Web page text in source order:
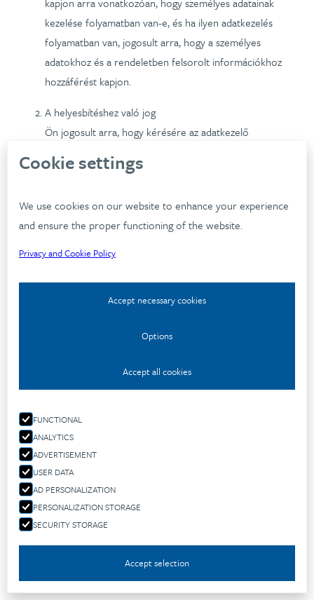
Cookie settings
We use cookies on our website to enhance your experience
and ensure the proper functioning of the website.
Privacy and Cookie Policy
Accept necessary cookies
Options
Accept all cookies
FUNCTIONAL
ANALYTICS
ADVERTISEMENT
USER DATA
AD PERSONALIZATION
PERSONALIZATION STORAGE
SECURITY STORAGE
Accept selection
kezelése folyamatban van-e, és ha ilyen adatkezelés
folyamatban van, jogosult arra, hogy a személyes
adatokhoz és a rendeletben felsorolt információkhoz
hozzáférést kapjon.
A helyesbítéshez való jog
Ön jogosult arra, hogy kérésére az adatkezelő
vonatkozó pontatlan személyes adatokat. Figyelembe
hiányos személyes adatok – egyebek mellett kiegészítő
nyilatkozat útján történő – kiegészítését.
A törléshez való jog
Ön jogosult arra, hogy kérésére az adatkezelő
indokolatlan késedelem nélkül törölje az Önre
köteles arra, hogy Önre vonatkozó személyes adatokat
adatot, és azt törölni köteles, az elérhető technológia és
a megvalósítás költségeinek figyelembevételével
megteszi az ésszerűen elvárható lépéseket – ideértve
technikai intézkedéseket – annak érdekében, hogy
tájékoztassa az adatokat kezelő adatkezelőket, hogy Ön
kérelmezte a szóban forgó személyes adatokra mutató
linkek vagy e személyes adatok másolatának, illetve
másodpéldányának törlését.